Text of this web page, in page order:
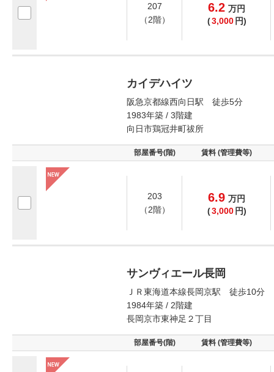
207
（2階）
6.2 万円
(3,000 円)
カイデハイツ
阪急京都線西向日駅 徒歩5分
1983年築 / 3階建
向日市鶏冠井町祓所
部屋番号(階) 賃料 (管理費等)
203
（2階）
6.9 万円
(3,000 円)
サンヴィエール長岡
ＪＲ東海道本線長岡京駅 徒歩10分
1984年築 / 2階建
長岡京市東神足２丁目
部屋番号(階) 賃料 (管理費等)